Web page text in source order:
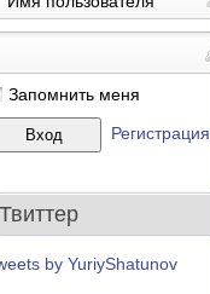
Запомнить меня
Регистрация
Твиттер
by YuriyShatunov